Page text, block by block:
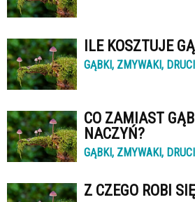
ILE KOSZTUJE
GĄBKI, ZMYWAKI,
CO ZAMIAST
NACZYŃ?
GĄBKI, ZMYWAKI,
Z CZEGO ROBI